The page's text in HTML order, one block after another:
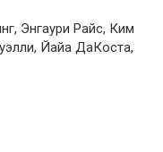
Энгаури Райс, Ким
Йайа ДаКоста,